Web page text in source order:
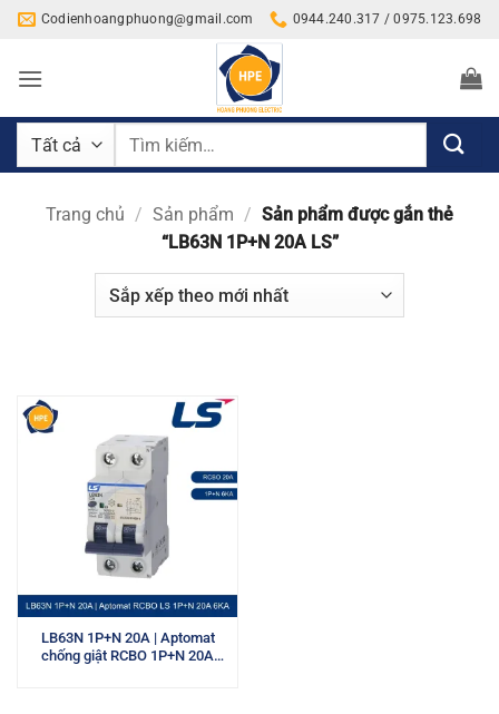
Bỏ
nội
Codienhoangphuong@gmail.com 0944.240.317 / 0975.123.698
Tìm
Trang chủ / Sản phẩm / Sản phẩm được gắn thẻ
“LB63N 1P+N 20A LS”
LB63N 1P+N 20A | Aptomat
chống giật RCBO 1P+N 20A